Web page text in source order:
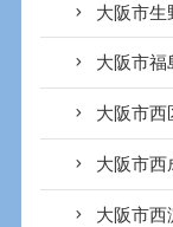
大阪市生
大阪市福
大阪市西
大阪市西
大阪市西